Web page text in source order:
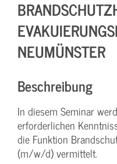
NEUMÜNSTER
Beschreibung
In diesem Seminar
erforderlichen
die Funktion
(m/w/d) vermittelt.